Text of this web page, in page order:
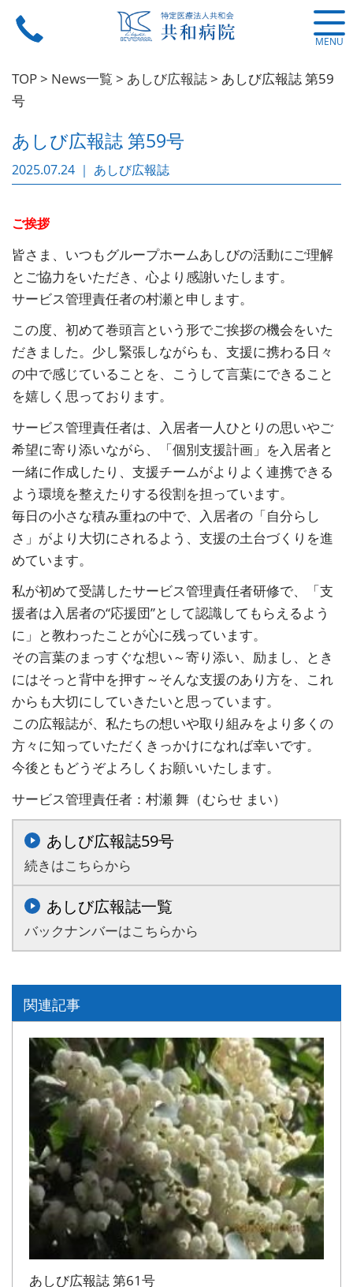
MENU
TOP> News一覧 > あしび広報誌> あしび広報誌 第59
号
あしび広報誌 第59号
2025.07.24 ｜ あしび広報誌
ご挨拶
皆さま、いつもグループホームあしびの活動にご理解
とご協力をいただき、心より感謝いたします。
サービス管理責任者の村瀬と申します。
この度、初めて巻頭言という形でご挨拶の機会をいた
だきました。少し緊張しながらも、支援に携わる日々
の中で感じていることを、こうして言葉にできること
を嬉しく思っております。
サービス管理責任者は、入居者一人ひとりの思いやご
希望に寄り添いながら、「個別支援計画」を入居者と
一緒に作成したり、支援チームがよりよく連携できる
よう環境を整えたりする役割を担っています。
毎日の小さな積み重ねの中で、入居者の「自分らし
さ」がより大切にされるよう、支援の土台づくりを進
めています。
私が初めて受講したサービス管理責任者研修で、「支
援者は入居者の“応援団”として認識してもらえるよう
に」と教わったことが心に残っています。
その言葉のまっすぐな想い～寄り添い、励まし、とき
にはそっと背中を押す～そんな支援のあり方を、これ
からも大切にしていきたいと思っています。
この広報誌が、私たちの想いや取り組みをより多くの
方々に知っていただくきっかけになれば幸いです。
今後ともどうぞよろしくお願いいたします。
サービス管理責任者：村瀬 舞（むらせ まい）
あしび広報誌59号
続きはこちらから
あしび広報誌一覧
バックナンバーはこちらから
関連記事
あしび広報誌 第61号